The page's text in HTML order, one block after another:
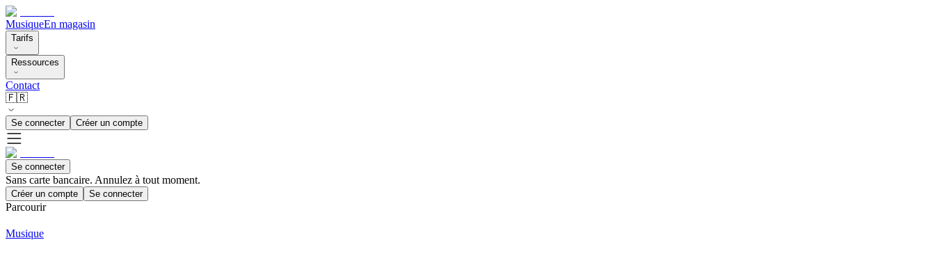
MusiqueEn magasin
Tarifs
Ressources
Contact
🇫🇷
Se connecter Créer un compte
Se connecter
Sans carte bancaire. Annulez à tout moment.
Créer un compte Se connecter
Parcourir
Musique